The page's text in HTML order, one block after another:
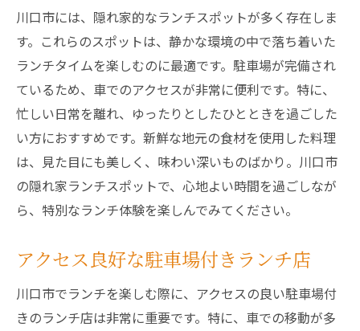
駐車場完備ランチスポットの選び方
川口市で安心のランチ駐車場完備のお店紹介
駐車場付きで安心のランチスポット
川口市の駐車場完備レストランリスト
駐車場付きで安心して楽しむ川口市ランチ
川口市の駐車場完備ランチ店紹介
安心の駐車場付きランチ店の魅力
駐車場完備で訪れるべきランチスポット
川口市には、隠れ家的なランチスポットが多く存在しま
す。これらのスポットは、静かな環境の中で落ち着いた
ランチタイムを楽しむのに最適です。駐車場が完備され
ているため、車でのアクセスが非常に便利です。特に、
忙しい日常を離れ、ゆったりとしたひとときを過ごした
い方におすすめです。新鮮な地元の食材を使用した料理
は、見た目にも美しく、味わい深いものばかり。川口市
の隠れ家ランチスポットで、心地よい時間を過ごしなが
ら、特別なランチ体験を楽しんでみてください。
アクセス良好な駐車場付きランチ店
川口市でランチを楽しむ際に、アクセスの良い駐車場付
きのランチ店は非常に重要です。特に、車での移動が多